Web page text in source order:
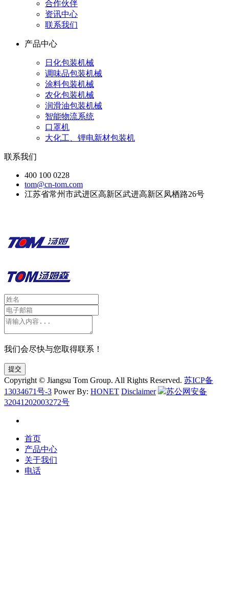
合作伙伴
资讯中心
联系我们
产品中心
日化包装机械
调味品包装机械
涂料包装机械
农化包装机械
润滑油包装机械
智能物流系统
口罩机
大化工、锂电新材包装机
联系我们
400 100 0228
tom@cn-tom.com
江苏省常州市武进区高新区武进高新区凤栖路26号
我们会尽快与您取得联系！
提交
Copyright © Jiangsu Tom Group. All Rights Reserved. 苏ICP备
13034671号-3 Power By: HONET Disclaimer
苏公网安备
32041202003272号
首页
产品中心
关于我们
电话